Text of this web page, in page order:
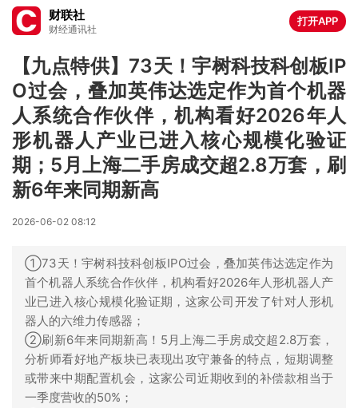
财联社
财经通讯社
打开APP
【九点特供】73天！宇树科技科创板IP
O过会，叠加英伟达选定作为首个机器
人系统合作伙伴，机构看好2026年人
形机器人产业已进入核心规模化验证
期；5月上海二手房成交超2.8万套，刷
新6年来同期新高
2026-06-02 08:12
①73天！宇树科技科创板IPO过会，叠加英伟达选定作为
首个机器人系统合作伙伴，机构看好2026年人形机器人产
业已进入核心规模化验证期，这家公司开发了针对人形机
器人的六维力传感器；
②刷新6年来同期新高！5月上海二手房成交超2.8万套，
分析师看好地产板块已表现出攻守兼备的特点，短期调整
或带来中期配置机会，这家公司近期收到的补偿款相当于
一季度营收的50%；